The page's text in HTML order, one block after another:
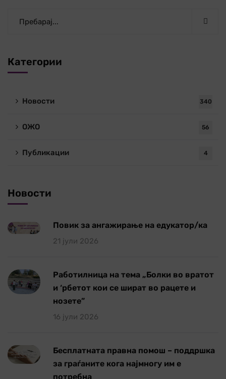
Категории
Новости 340
ОЖО 56
Публикации 4
Новости
Повик за ангажирање на едукатор/ка
21 јули 2026
Работилница на тема „Болки во вратот
и ‘рбетот кои се шират во рацете и
нозете”
16 јули 2026
Бесплатната правна помош – поддршка
за граѓаните кога најмногу им е
потребна